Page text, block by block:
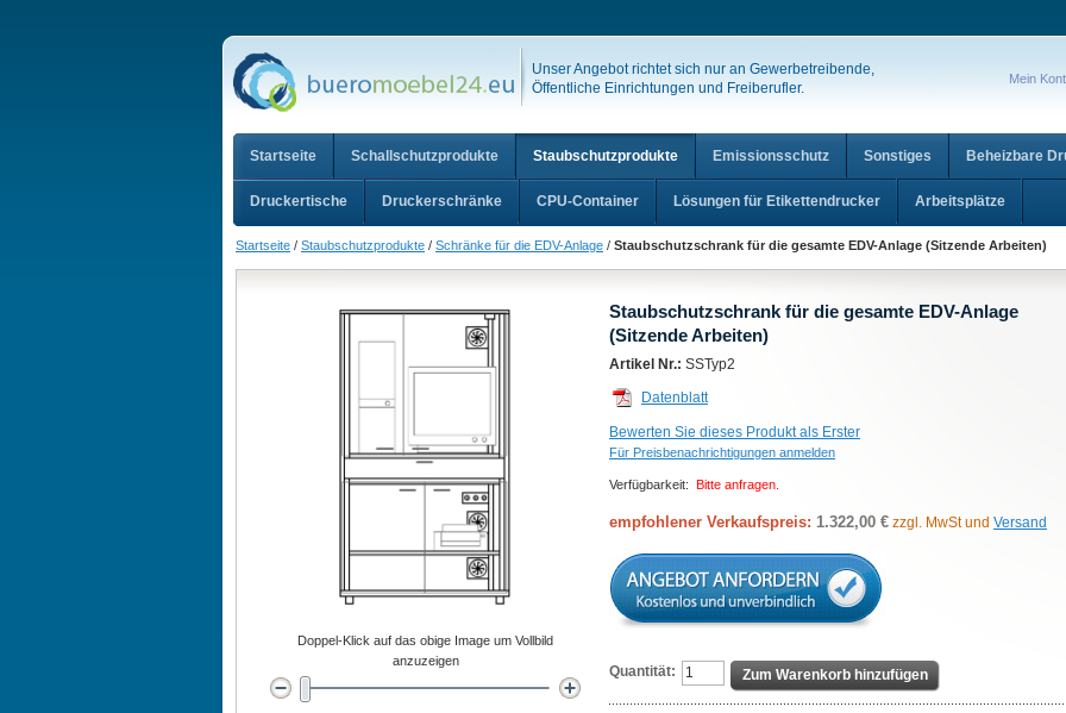
Unser Angebot richtet sich nur an Gewerbetreibende,
Öffentliche Einrichtungen und Freiberufler.
Mein
Startseite Schallschutzprodukte Staubschutzprodukte Emissionsschutz Sonstiges Beheizbare
Druckertische Druckerschränke CPU-Container Lösungen für Etikettendrucker Arbeitsplätze
Startseite / Staubschutzprodukte / Schränke für die EDV-Anlage / Staubschutzschrank für die gesamte EDV-Anlage (Sitzende Arbeiten)
Staubschutzschrank für die gesamte EDV-Anlage
(Sitzende Arbeiten)
Artikel Nr.: SSTyp2
Datenblatt
Bewerten Sie dieses Produkt als Erster
Für Preisbenachrichtigungen anmelden
Verfügbarkeit: Bitte anfragen.
empfohlener Verkaufspreis: 1.322,00 € zzgl. MwSt und Versand
Quantität: Zum Warenkorb hinzufügen
Doppel-Klick auf das obige Image um Vollbild
anzuzeigen